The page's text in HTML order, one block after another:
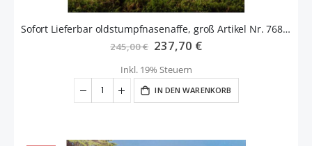
Sofort Lieferbar oldstumpfnasenaffe, groß Artikel Nr. 7680 Fa. Kösen
245,00 € Sonderangebot
237,70 €
Inkl. 19% Steuern
IN DEN WARENKORB